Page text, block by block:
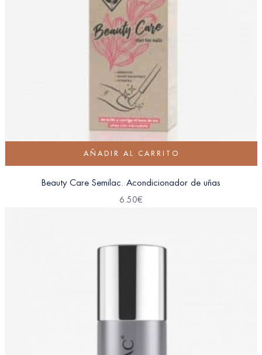
AÑADIR AL CARRITO
Beauty Care Semilac. Acondicionador de uñas
6.50€